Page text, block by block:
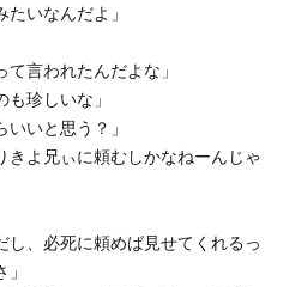
いなんだよ」
言われたんだよな」
珍しいな」
いと思う？」
よ兄ぃに頼むしかなねーんじゃ
、必死に頼めば見せてくれるっ